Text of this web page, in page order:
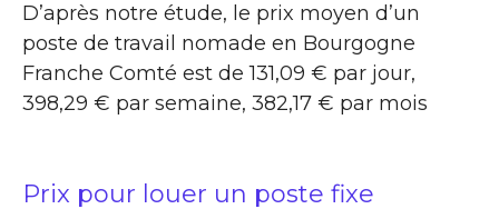
D’après notre étude, le prix moyen d’un
poste de travail nomade en Bourgogne
Franche Comté est de 131,09 € par jour,
398,29 € par semaine, 382,17 € par mois
Prix pour louer un poste fixe